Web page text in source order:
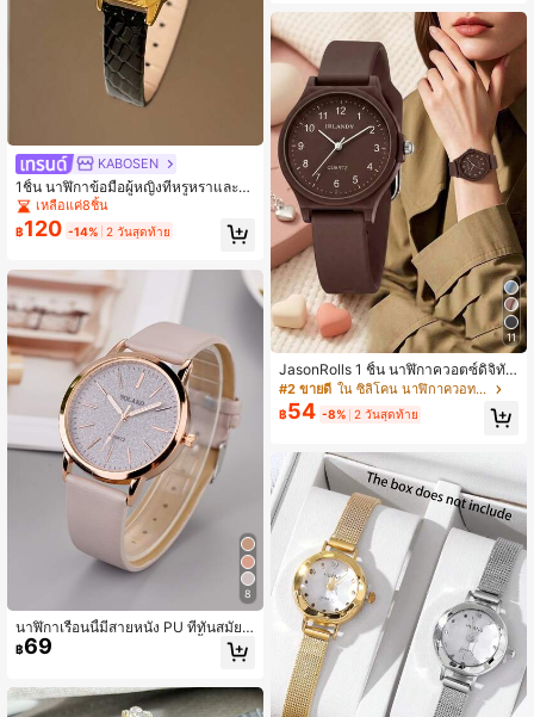
KABOSEN
1ชิ้น นาฬิกาข้อมือผู้หญิงที่หรูหราและป
ระณีต เหมาะสำหรับสวมใส่ประจำวัน ข
องขวัญที่ไม่ซ้ำใคร
เหลือแค่8ชิ้น
฿120 -14% 2 วันสุดท้าย
8
นาฬิกาเรือนนี้มีสายหนัง PU ที่ทันสมัยแ
ละสวมใส่สบาย เหมาะสำหรับทั้งชายแล
ะหญิง เป็นนาฬิกานักเรียนลำลองที่สาม
รรวมตัว, งานแต่งงาน และการใช้งานป
ระจำวัน เป็นของขวัญที่ดีที่สุดสำหรับช่ว
฿69
11
JasonRolls 1 ชิ้น นาฬิกาควอตซ์ดิจิทัล
ผู้หญิงสไตล์มินิมอลหรูหราคลาสสิกประ
ณีต เหมาะสำหรับสวมใส่ประจำวัน ตก
แต่ง หรือเป็นของขวัญวันหยุดสำหรับผู้
ผู้หญิง ของขวัญสำหรับผู้หญิง ของขวัญ
สำหรับเพื่อน วันวาเลนไทน์
#2 ขายดี ใน ซิลิโคน นาฬิกาควอทซ์ผู้หญิง
฿54 -8% 2 วันสุดท้าย